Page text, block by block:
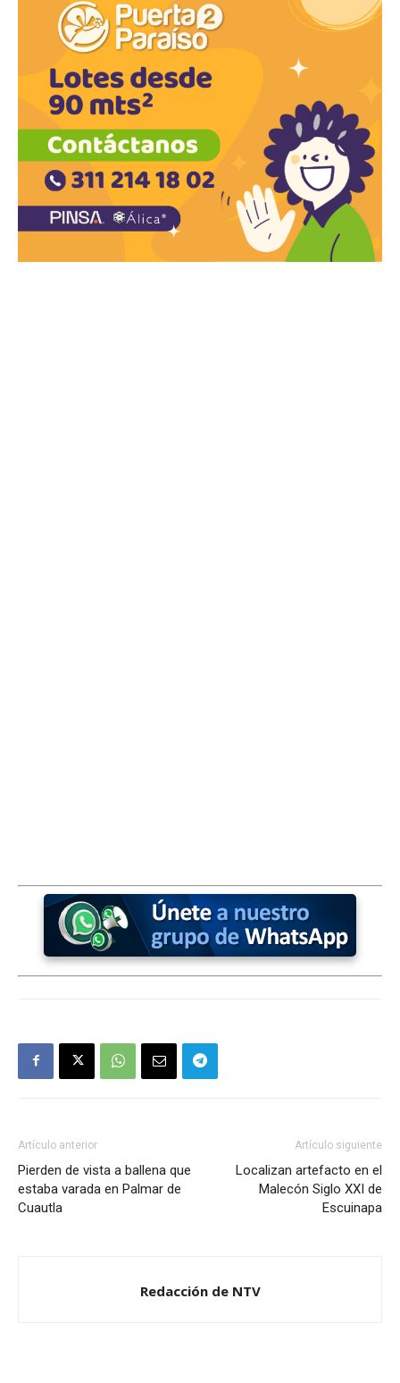
Artículo anterior
Pierden de vista a ballena que
estaba varada en Palmar de
Cuautla
Artículo siguiente
Localizan artefacto en el
Malecón Siglo XXI de
Escuinapa
Redacción de NTV